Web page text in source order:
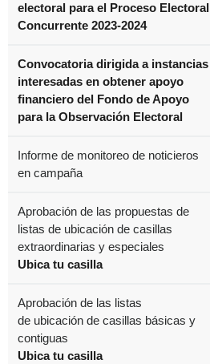
electoral para el Proceso Electoral
Concurrente 2023-2024
Convocatoria dirigida a instancias
interesadas en obtener apoyo
financiero del Fondo de Apoyo
para la Observación Electoral
Informe de monitoreo de noticieros
en campaña
Aprobación de las propuestas de
listas de ubicación de casillas
extraordinarias y especiales
Ubica tu casilla
Aprobación de las listas
de ubicación de casillas básicas y
contiguas
Ubica tu casilla